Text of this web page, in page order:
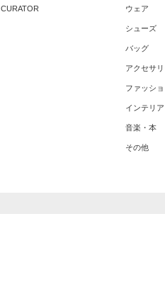
CURATOR ウェア
シューズ
バッグ
アクセサ
ファッシ
インテリア
音楽・本
その他